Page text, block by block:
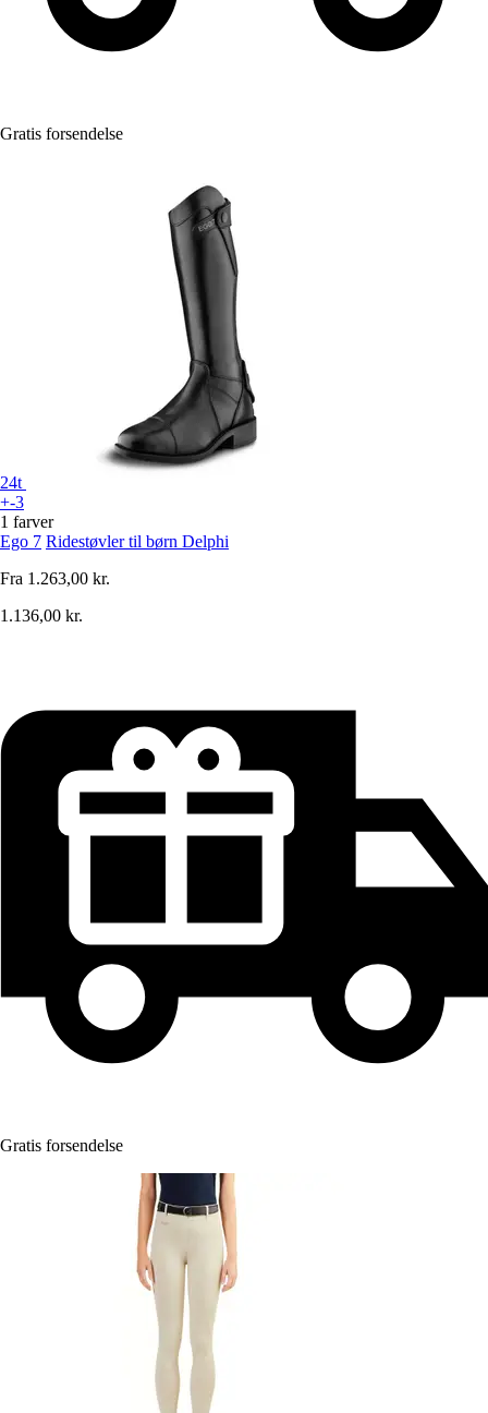
Gratis forsendelse
24t
+-3
1 farver
Ego 7 Ridestøvler til børn Delphi
Fra 1.263,00 kr.
1.136,00 kr.
Gratis forsendelse